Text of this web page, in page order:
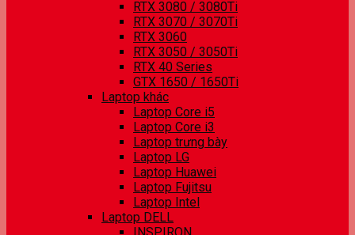
RTX 3080 / 3080Ti
RTX 3070 / 3070Ti
RTX 3060
RTX 3050 / 3050Ti
RTX 40 Series
GTX 1650 / 1650Ti
Laptop khác
Laptop Core i5
Laptop Core i3
Laptop trưng bày
Laptop LG
Laptop Huawei
Laptop Fujitsu
Laptop Intel
Laptop DELL